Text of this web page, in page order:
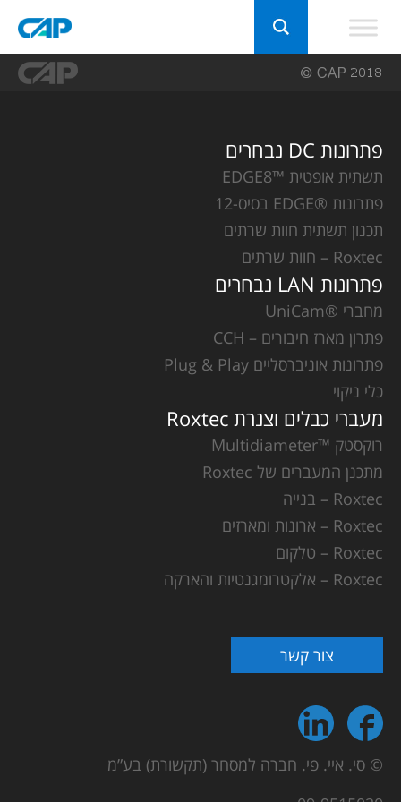
פתרונות DC נבחרים
תשתית אופטית ™EDGE8
פתרונות ®EDGE בסיס-12
תכנון תשתית חוות שרתים
Roxtec – חוות שרתים
פתרונות LAN נבחרים
מחברי ®UniCam
פתרון מארז חיבורים – CCH
פתרונות אוניברסליים Plug & Play
כלי ניקוי
מעברי כבלים וצנרת Roxtec
רוקסטק ™Multidiameter
מתכנן המעברים של Roxtec
Roxtec – בנייה
Roxtec – ארונות ומארזים
Roxtec – טלקום
Roxtec – אלקטרומגנטיות והארקה
צור קשר
© סי. איי. פי. חברה למסחר (תקשורת) בע”מ